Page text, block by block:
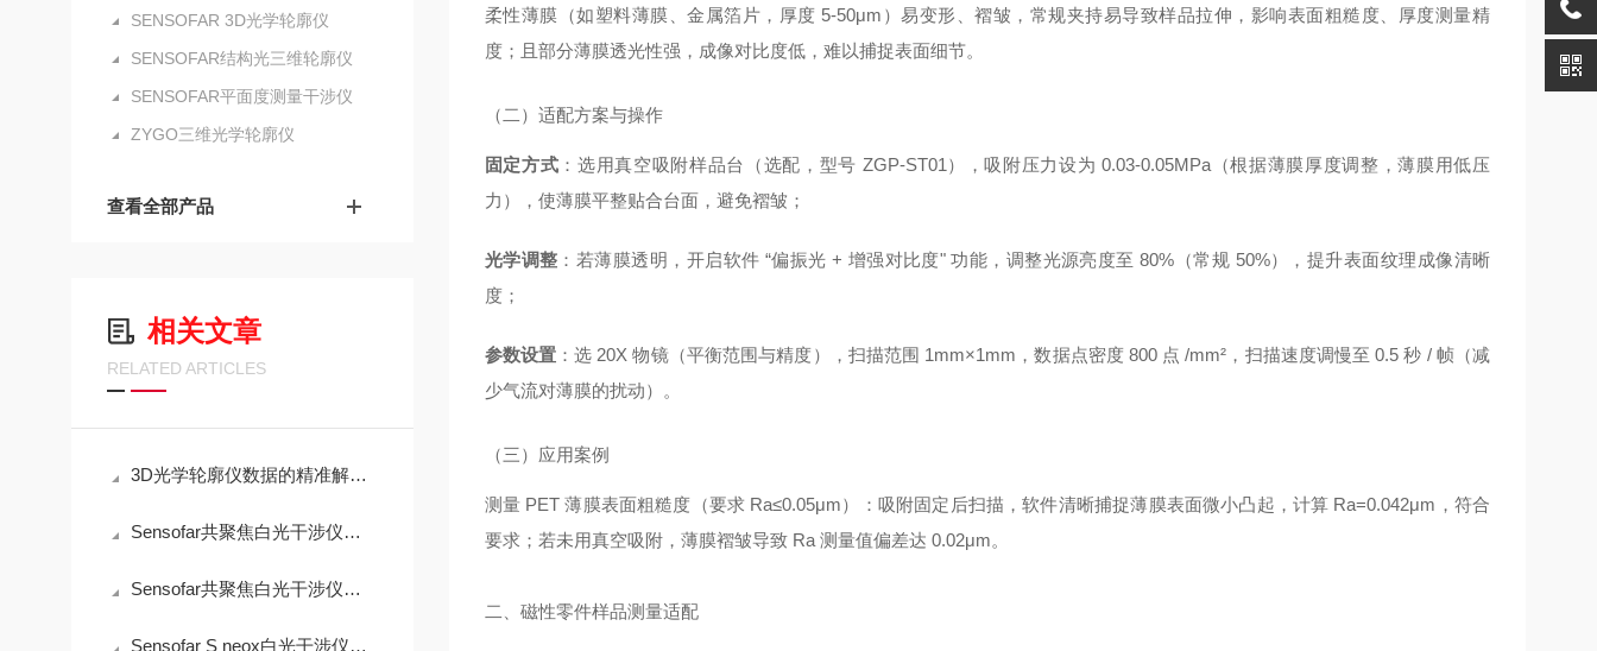
SENSOFAR 3D光学轮廓仪
SENSOFAR结构光三维轮廓仪
SENSOFAR平面度测量干涉仪
ZYGO三维光学轮廓仪
查看全部产品
相关文章
RELATED ARTICLES
3D光学轮廓仪数据的精准解码之道
Sensofar共聚焦白光干涉仪：高精度测量的行业先锋
Sensofar共聚焦白光干涉仪对印刷电路板的分析
Sensofar S neox白光干涉仪在微电子封装测量中的价值
柔性薄膜（如塑料薄膜、金属箔片，厚度 5-50μm）易变形、褶皱，常规夹持易导致样品拉伸，影响表面粗糙度、厚度测量精
度；且部分薄膜透光性强，成像对比度低，难以捕捉表面细节。
（二）适配方案与操作
固定方式 ：选用真空吸附样品台（选配，型号 ZGP-ST01），吸附压力设为 0.03-0.05MPa（根据薄膜厚度调整，薄膜用低压
力），使薄膜平整贴合台面，避免褶皱；
光学调整 ：若薄膜透明，开启软件 “偏振光 + 增强对比度" 功能，调整光源亮度至 80%（常规 50%），提升表面纹理成像清晰
度；
参数设置 ：选 20X 物镜（平衡范围与精度），扫描范围 1mm×1mm，数据点密度 800 点 /mm²，扫描速度调慢至 0.5 秒 / 帧（减
少气流对薄膜的扰动）。
（三）应用案例
测量 PET 薄膜表面粗糙度（要求 Ra≤0.05μm）：吸附固定后扫描，软件清晰捕捉薄膜表面微小凸起，计算 Ra=0.042μm，符合
要求；若未用真空吸附，薄膜褶皱导致 Ra 测量值偏差达 0.02μm。
二、磁性零件样品测量适配